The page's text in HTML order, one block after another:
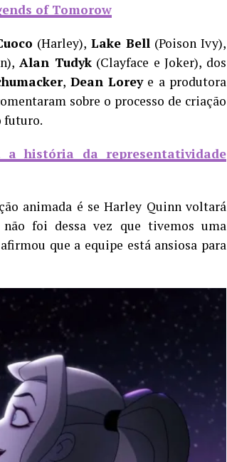
of Tomorow
(Harley), Lake Bell(Poison Ivy),
Alan Tudyk(Clayface e Joker), dos
, Dean Loreye a produtora
sobre o processo de criação
futuro.
história da representatividade
animada é se Harley Quinn voltará
foi dessa vez que tivemos uma
afirmou que a equipe está ansiosa para